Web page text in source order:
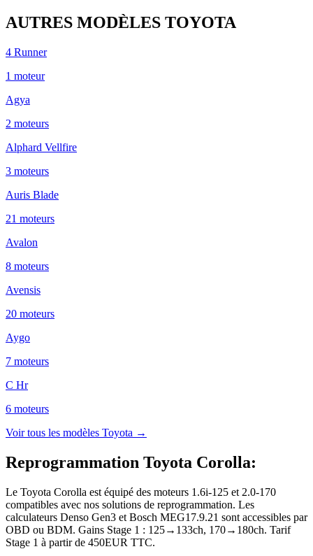
AUTRES MODÈLES TOYOTA
4 Runner
1 moteur
Agya
2 moteurs
Alphard Vellfire
3 moteurs
Auris Blade
21 moteurs
Avalon
8 moteurs
Avensis
20 moteurs
Aygo
7 moteurs
C Hr
6 moteurs
Voir tous les modèles Toyota →
Reprogrammation Toyota Corolla:
Le Toyota Corolla est équipé des moteurs 1.6i-125 et 2.0-170
compatibles avec nos solutions de reprogrammation. Les
calculateurs Denso Gen3 et Bosch MEG17.9.21 sont accessibles par
OBD ou BDM. Gains Stage 1 : 125→133ch, 170→180ch. Tarif
Stage 1 à partir de 450EUR TTC.